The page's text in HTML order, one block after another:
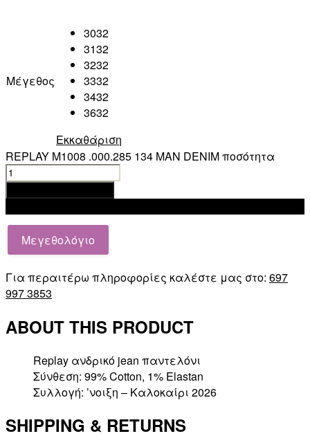
Μέγεθος
3032
3132
3232
3332
3432
3632
Εκκαθάριση
REPLAY M1008 .000.285 134 MAN DENIM ποσότητα
Μεγεθολόγιο
Για περαιτέρω πληροφορίες καλέστε μας στο: 697
997 3853
ABOUT THIS PRODUCT
Replay ανδρικό jean παντελόνι
Σύνθεση: 99% Cotton, 1% Elastan
Συλλογή: ’νοιξη – Καλοκαίρι 2026
SHIPPING & RETURNS